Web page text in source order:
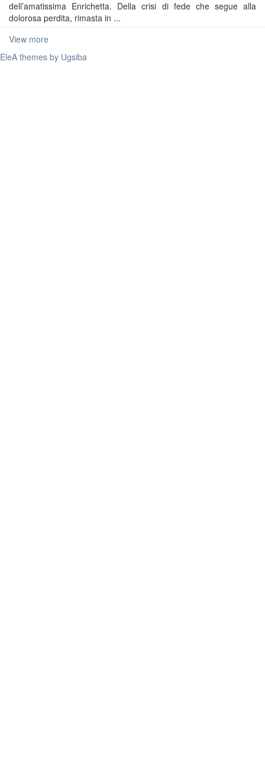
dell’amatissima Enrichetta. Della crisi di fede che segue alla
dolorosa perdita, rimasta in ...
View more
EleA themes by Ugsiba